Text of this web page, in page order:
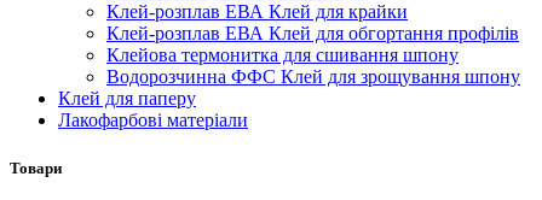
Клей-розплав ЕВА Клей для крайки
Клей-розплав ЕВА Клей для обгортання профілів
Клейова термонитка для сшивання шпону
Водорозчинна ФФС Клей для зрощування шпону
Клей для паперу
Лакофарбові матеріали
Товари